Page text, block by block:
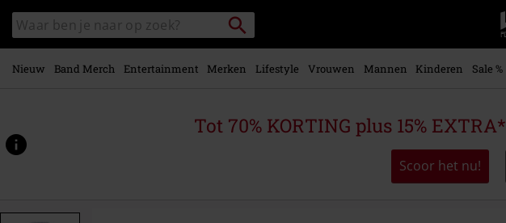
naar
hoofdinhoud
Zoek
in
catalogus
Packstation
zoeken
Nieuw Band Merch Entertainment Merken Lifestyle Vrouwen Mannen Kinderen Sale %
Tot 70% KORTING plus 15% EXTRA*
Scoor het nu!
www.large.be/p/scheleton/577942.html